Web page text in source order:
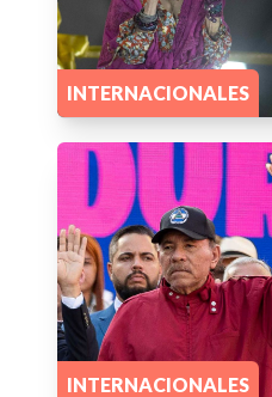
INTERNACIONALES
INTERNACIONALES